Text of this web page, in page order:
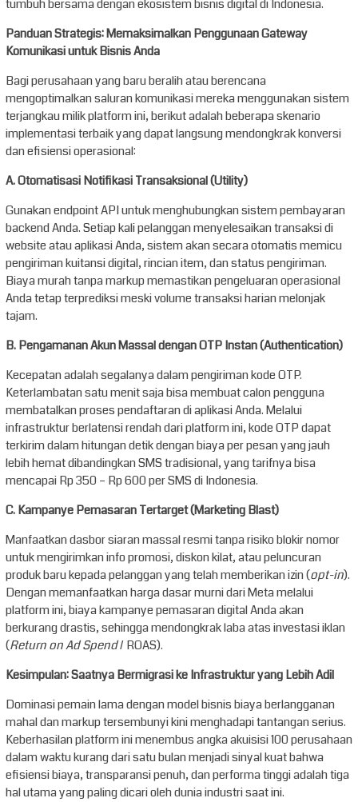
tumbuh bersama dengan ekosistem bisnis digital di Indonesia.
Panduan Strategis: Memaksimalkan Penggunaan Gateway
Komunikasi untuk Bisnis Anda
Bagi perusahaan yang baru beralih atau berencana
mengoptimalkan saluran komunikasi mereka menggunakan sistem
terjangkau milik platform ini, berikut adalah beberapa skenario
implementasi terbaik yang dapat langsung mendongkrak konversi
dan efisiensi operasional:
A. Otomatisasi Notifikasi Transaksional (Utility)
Gunakan endpoint API untuk menghubungkan sistem pembayaran
backend Anda. Setiap kali pelanggan menyelesaikan transaksi di
website atau aplikasi Anda, sistem akan secara otomatis memicu
pengiriman kuitansi digital, rincian item, dan status pengiriman.
Biaya murah tanpa markup memastikan pengeluaran operasional
Anda tetap terprediksi meski volume transaksi harian melonjak
tajam.
B. Pengamanan Akun Massal dengan OTP Instan (Authentication)
Kecepatan adalah segalanya dalam pengiriman kode OTP.
Keterlambatan satu menit saja bisa membuat calon pengguna
membatalkan proses pendaftaran di aplikasi Anda. Melalui
infrastruktur berlatensi rendah dari platform ini, kode OTP dapat
terkirim dalam hitungan detik dengan biaya per pesan yang jauh
lebih hemat dibandingkan SMS tradisional, yang tarifnya bisa
mencapai Rp 350 – Rp 600 per SMS di Indonesia.
C. Kampanye Pemasaran Tertarget (Marketing Blast)
Manfaatkan dasbor siaran massal resmi tanpa risiko blokir nomor
untuk mengirimkan info promosi, diskon kilat, atau peluncuran
produk baru kepada pelanggan yang telah memberikan izin (opt-in).
Dengan memanfaatkan harga dasar murni dari Meta melalui
platform ini, biaya kampanye pemasaran digital Anda akan
berkurang drastis, sehingga mendongkrak laba atas investasi iklan
(Return on Ad Spend/ ROAS).
Kesimpulan: Saatnya Bermigrasi ke Infrastruktur yang Lebih Adil
Dominasi pemain lama dengan model bisnis biaya berlangganan
mahal dan markup tersembunyi kini menghadapi tantangan serius.
Keberhasilan platform ini menembus angka akuisisi 100 perusahaan
dalam waktu kurang dari satu bulan menjadi sinyal kuat bahwa
efisiensi biaya, transparansi penuh, dan performa tinggi adalah tiga
hal utama yang paling dicari oleh dunia industri saat ini.